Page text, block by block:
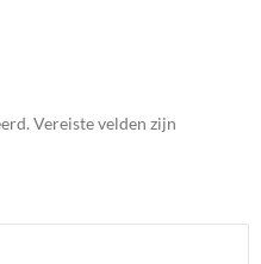
Vereiste velden zijn